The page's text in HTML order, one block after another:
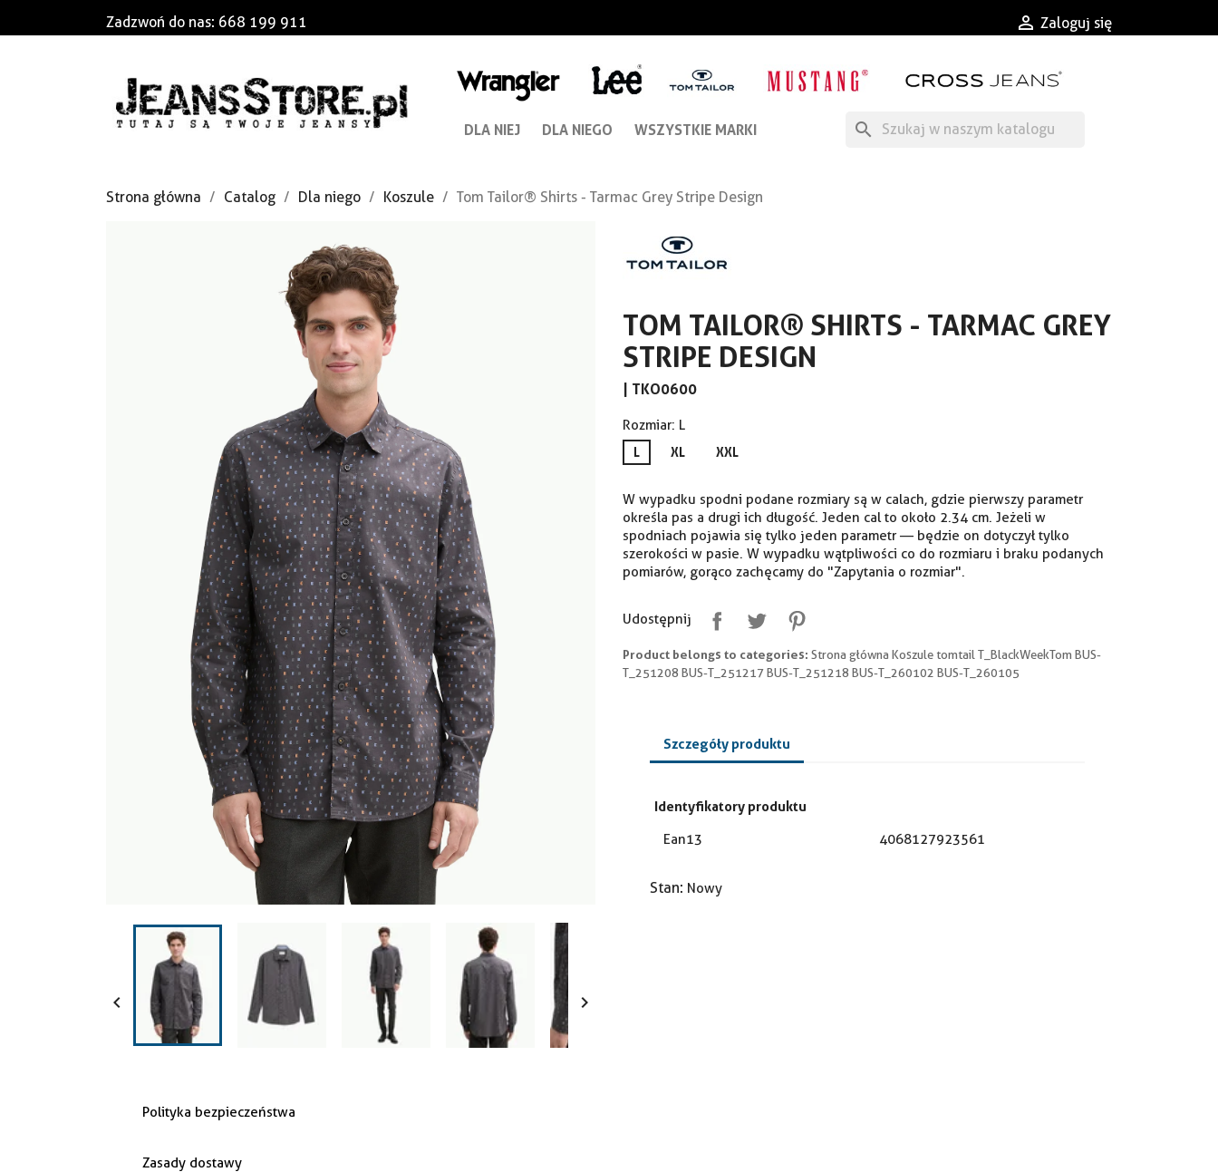
Zadzwoń do nas: 668 199 911  Zaloguj się
DLA NIEJ DLA NIEGO WSZYSTKIE MARKI search
Strona główna Catalog Dla niego Koszule Tom Tailor® Shirts - Tarmac Grey Stripe Design
 
Polityka bezpieczeństwa
Zasady dostawy
TOM TAILOR® SHIRTS - TARMAC GREY
STRIPE DESIGN
| TKO0600
Rozmiar: L
L XL XXL
W wypadku spodni podane rozmiary są w calach, gdzie pierwszy parametr
określa pas a drugi ich długość. Jeden cal to około 2.34 cm. Jeżeli w
spodniach pojawia się tylko jeden parametr — będzie on dotyczył tylko
szerokości w pasie. W wypadku wątpliwości co do rozmiaru i braku podanych
pomiarów, gorąco zachęcamy do "Zapytania o rozmiar".
Udostępnij
Product belongs to categories: Strona główna Koszule tomtail T_BlackWeekTom BUS-
T_251208 BUS-T_251217 BUS-T_251218 BUS-T_260102 BUS-T_260105
Szczegóły produktu
Identyfikatory produktu
Ean13 4068127923561
Stan: Nowy